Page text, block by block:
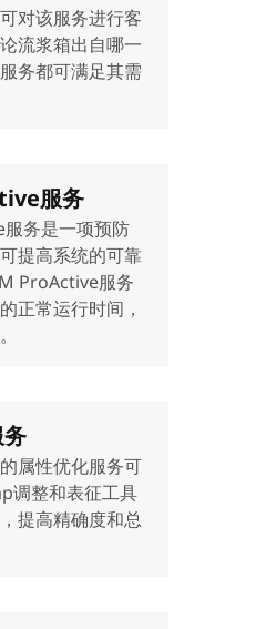
对该服务进行客
流浆箱出自哪一
务都可满足其需
服务
务是一项预防
提高系统的可靠
ProActive服务
正常运行时间，
属性优化服务可
调整和表征工具
提高精确度和总